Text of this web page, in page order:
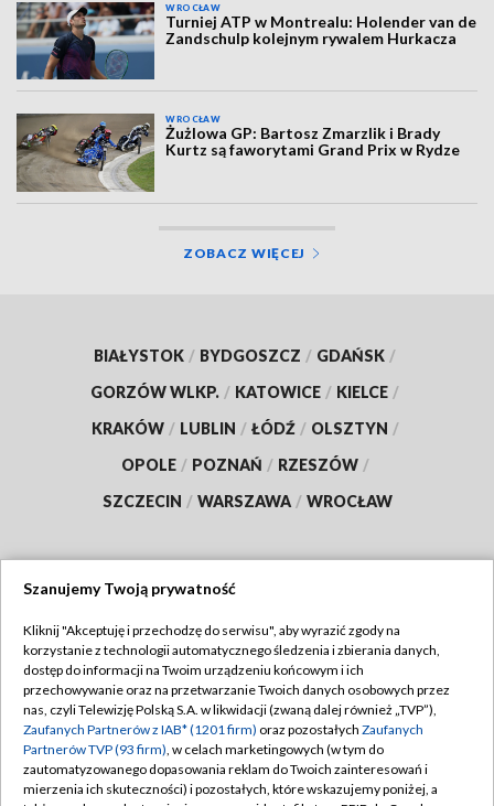
WROCŁAW
Turniej ATP w Montrealu: Holender van de
Zandschulp kolejnym rywalem Hurkacza
WROCŁAW
Żużlowa GP: Bartosz Zmarzlik i Brady
Kurtz są faworytami Grand Prix w Rydze
ZOBACZ WIĘCEJ
BIAŁYSTOK / BYDGOSZCZ / GDAŃSK /
GORZÓW WLKP. / KATOWICE / KIELCE /
KRAKÓW / LUBLIN / ŁÓDŹ / OLSZTYN /
OPOLE / POZNAŃ / RZESZÓW /
SZCZECIN / WARSZAWA / WROCŁAW
TVP
Abonament TVP
Emisja w TVP
Centrum informacji TVP
Naziemna Telewizja Cyfrowa
Regulamin TVP
Polityka prywatności
Moje zgody
Szanujemy Twoją prywatność
Kliknij "Akceptuję i przechodzę do serwisu", aby wyrazić zgody na
korzystanie z technologii automatycznego śledzenia i zbierania danych,
dostęp do informacji na Twoim urządzeniu końcowym i ich
przechowywanie oraz na przetwarzanie Twoich danych osobowych przez
nas, czyli Telewizję Polską S.A. w likwidacji (zwaną dalej również „TVP”),
Zaufanych Partnerów z IAB* (1201 firm) oraz pozostałych Zaufanych
Partnerów TVP (93 firm), w celach marketingowych (w tym do
zautomatyzowanego dopasowania reklam do Twoich zainteresowań i
mierzenia ich skuteczności) i pozostałych, które wskazujemy poniżej, a